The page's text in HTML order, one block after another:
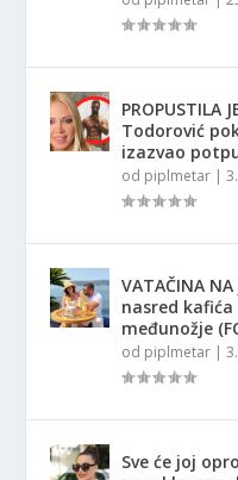
PROPUSTILA
Todorović
izazvao
od piplmetar |
VATAČINA
nasred
međunožje
od piplmetar |
Sve će joj